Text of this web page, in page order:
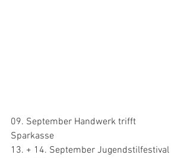
09. September Handwerk trifft
Sparkasse
13. + 14. September Jugendstilfestival